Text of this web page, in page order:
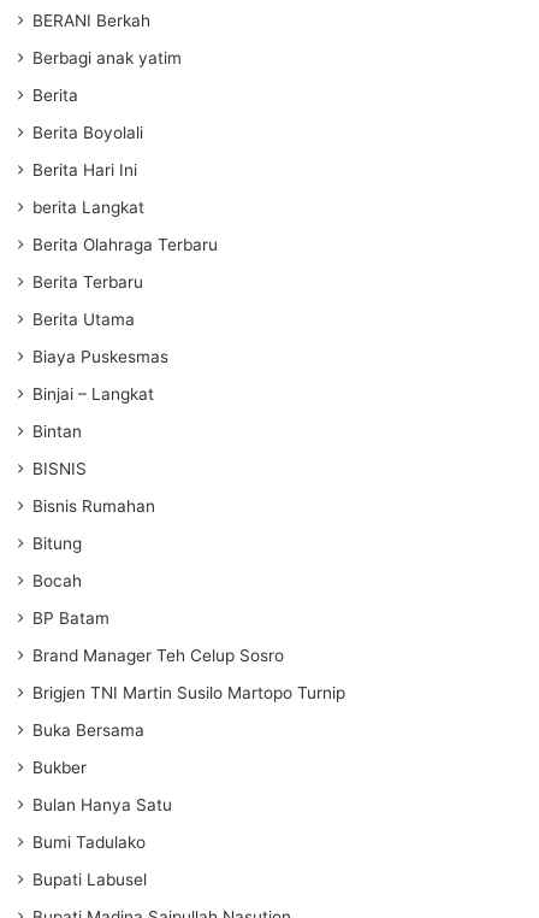
BERANI Berkah
Berbagi anak yatim
Berita
Berita Boyolali
Berita Hari Ini
berita Langkat
Berita Olahraga Terbaru
Berita Terbaru
Berita Utama
Biaya Puskesmas
Binjai – Langkat
Bintan
BISNIS
Bisnis Rumahan
Bitung
Bocah
BP Batam
Brand Manager Teh Celup Sosro
Brigjen TNI Martin Susilo Martopo Turnip
Buka Bersama
Bukber
Bulan Hanya Satu
Bumi Tadulako
Bupati Labusel